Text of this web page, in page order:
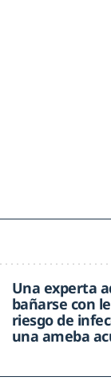
Una experta
bañarse con
riesgo de
una ameba